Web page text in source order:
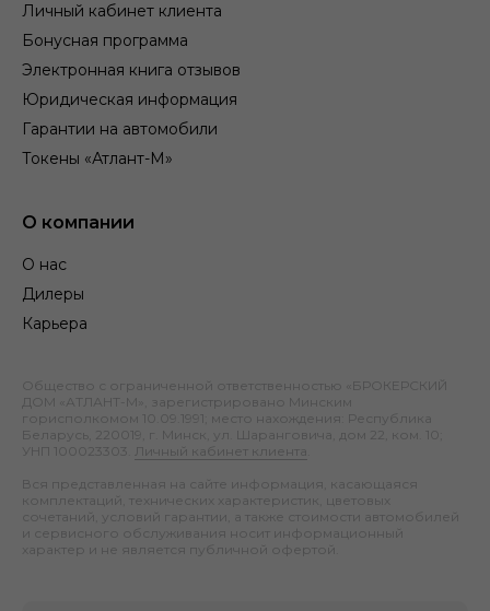
Личный кабинет клиента
Бонусная программа
Электронная книга отзывов
Юридическая информация
Гарантии на автомобили
Токены «Атлант-М»
О компании
О нас
Дилеры
Карьера
Общество с ограниченной ответственностью «БРОКЕРСКИЙ
ДОМ «АТЛАНТ-М», зарегистрировано Минским
горисполкомом 10.09.1991; место нахождения: Республика
Беларусь, 220019, г. Минск, ул. Шаранговича, дом 22, ком. 10;
УНП 100023303.
Личный кабинет клиента
Вся представленная на сайте информация, касающаяся
комплектаций, технических характеристик, цветовых
сочетаний, условий гарантии, а также стоимости автомобилей
и сервисного обслуживания носит информационный
характер и не является публичной офертой.